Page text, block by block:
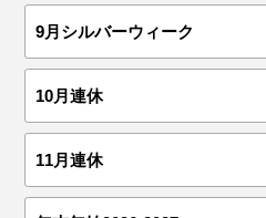
9月シルバーウィーク
10月連休
11月連休